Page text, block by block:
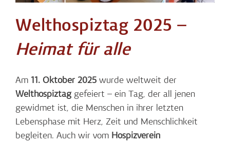
Welthospiztag 2025 –
Heimat für alle
Am 11. Oktober 2025wurde weltweit der
Welthospiztaggefeiert – ein Tag, der all jenen
gewidmet ist, die Menschen in ihrer letzten
Lebensphase mit Herz, Zeit und Menschlichkeit
begleiten. Auch wir vom Hospizverein